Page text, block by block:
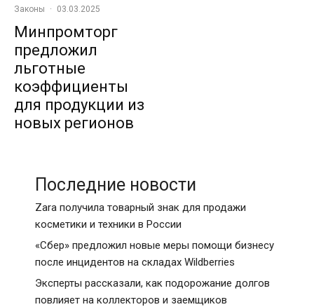
Законы · 03.03.2025
Минпромторг
предложил
льготные
коэффициенты
для продукции из
новых регионов
Последние новости
Zara получила товарный знак для продажи
косметики и техники в России
«Сбер» предложил новые меры помощи бизнесу
после инцидентов на складах Wildberries
Эксперты рассказали, как подорожание долгов
повлияет на коллекторов и заемщиков